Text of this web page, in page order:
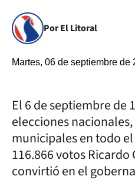
Por El Litoral
Martes, 06 de septiembre de
El 6 de septiembre de
elecciones
municipales en todo
116.866 votos Ricardo
convirtió en el